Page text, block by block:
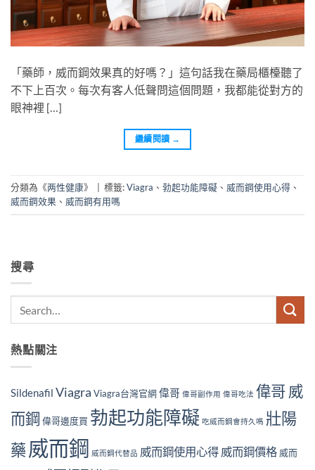
「藥師，威而鋼效果真的好嗎？」這句話我在藥局櫃檯聽了
不下上百次。每次有客人低聲問這個問題，我都能從對方的
眼神裡 […]
繼續閱讀 →
分類為《两性健康》 標籤:Viagra 、 勃起功能障礙 、 威而鋼使用心得 、
威而鋼效果 、 威而鋼有用嗎
搜尋
熱點關注
Sildenafil Viagra Viagra台灣官網偉哥 偉哥副作用 偉哥吃法 偉哥 威
而鋼 偉哥邊度買 勃起功能障礙 吃威而鋼會持久嗎 壯陽
藥 威而鋼 威而鋼代替品 威而鋼使用心得 威而鋼價格 威而